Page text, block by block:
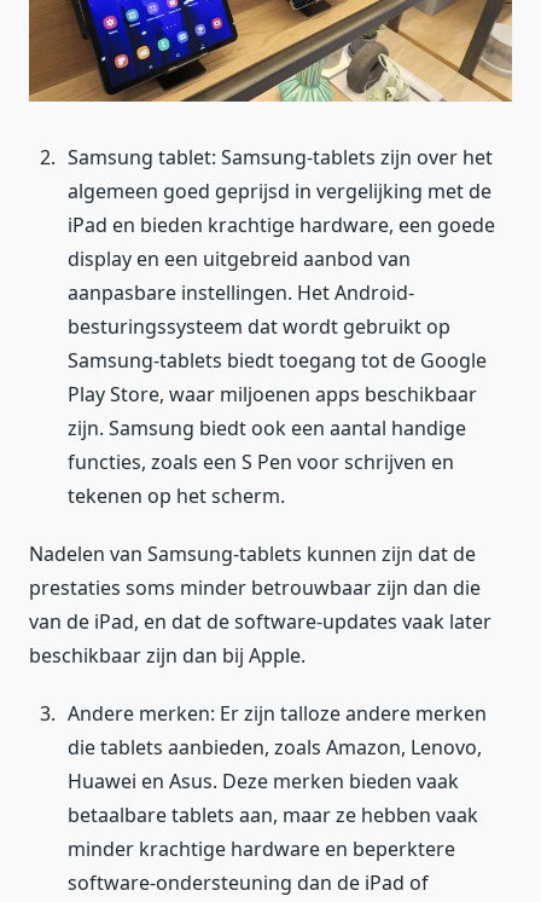
Samsung tablet: Samsung-tablets zijn over het
algemeen goed geprijsd in vergelijking met de
iPad en bieden krachtige hardware, een goede
display en een uitgebreid aanbod van
aanpasbare instellingen. Het Android-
besturingssysteem dat wordt gebruikt op
Samsung-tablets biedt toegang tot de Google
Play Store, waar miljoenen apps beschikbaar
zijn. Samsung biedt ook een aantal handige
functies, zoals een S Pen voor schrijven en
tekenen op het scherm.
Nadelen van Samsung-tablets kunnen zijn dat de
prestaties soms minder betrouwbaar zijn dan die
van de iPad, en dat de software-updates vaak later
beschikbaar zijn dan bij Apple.
Andere merken: Er zijn talloze andere merken
die tablets aanbieden, zoals Amazon, Lenovo,
Huawei en Asus. Deze merken bieden vaak
betaalbare tablets aan, maar ze hebben vaak
minder krachtige hardware en beperktere
software-ondersteuning dan de iPad of